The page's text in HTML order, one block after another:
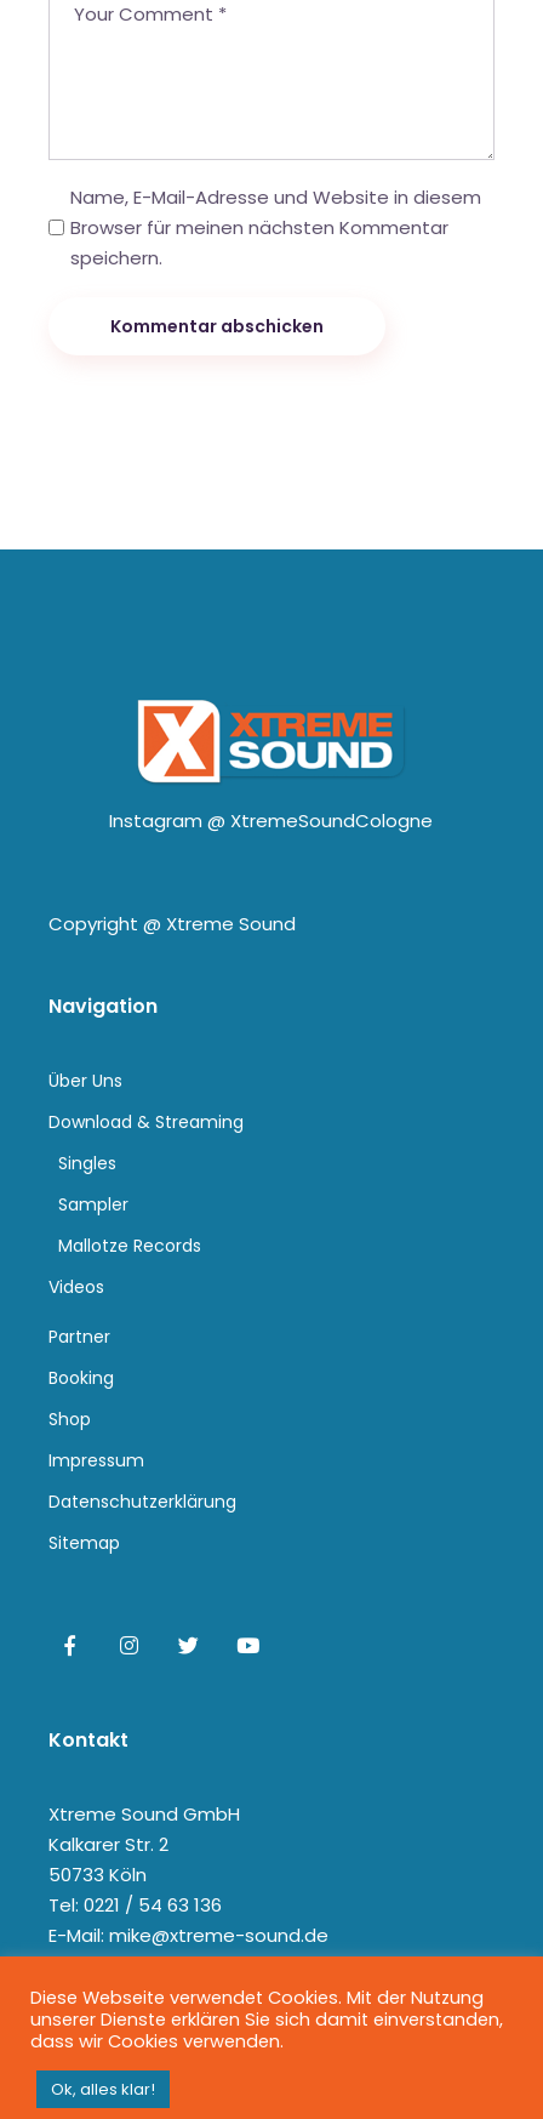
Name, E-Mail-Adresse und Website in diesem
Browser für meinen nächsten Kommentar
speichern.
Kommentar abschicken
Instagram @ XtremeSoundCologne
Copyright @ Xtreme Sound
Navigation
Über Uns
Download & Streaming
Singles
Sampler
Mallotze Records
Videos
Partner
Booking
Shop
Impressum
Datenschutzerklärung
Sitemap
Kontakt
Xtreme Sound GmbH
Kalkarer Str. 2
50733 Köln
Tel: 0221 / 54 63 136
E-Mail: mike@xtreme-sound.de
Diese Webseite verwendet Cookies. Mit der Nutzung
unserer Dienste erklären Sie sich damit einverstanden,
dass wir Cookies verwenden.
Ok, alles klar!